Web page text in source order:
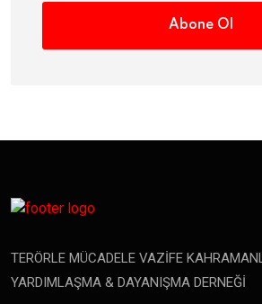
Abone Ol
TERÖRLE MÜCADELE VAZİFE
YARDIMLAŞMA & DAYANIŞMA DERNEĞİ